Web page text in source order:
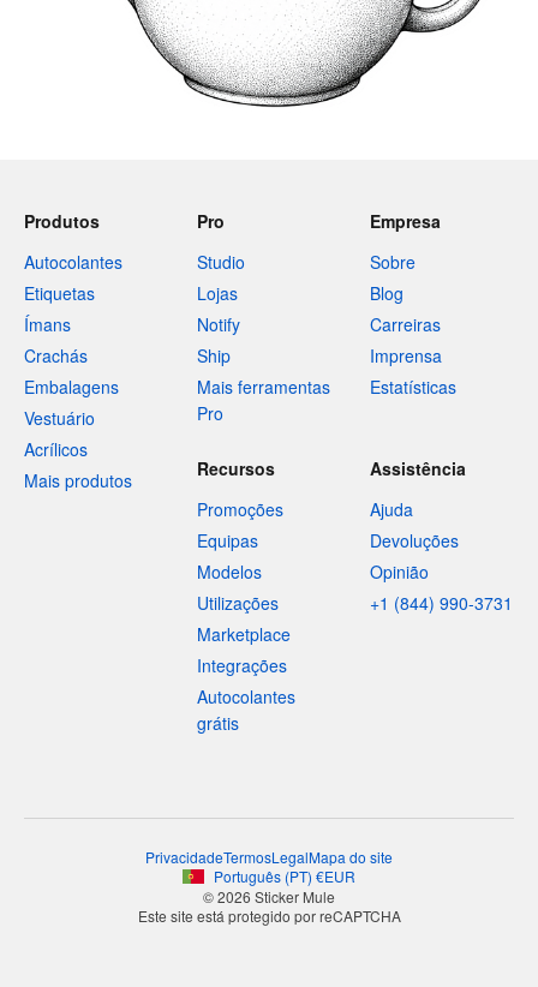
Produtos
Autocolantes
Etiquetas
Ímans
Crachás
Embalagens
Vestuário
Acrílicos
Mais produtos
Pro
Studio
Lojas
Notify
Ship
Mais ferramentas
Pro
Empresa
Sobre
Blog
Carreiras
Imprensa
Estatísticas
Recursos
Promoções
Equipas
Modelos
Utilizações
Marketplace
Integrações
Autocolantes
grátis
Assistência
Ajuda
Devoluções
Opinião
+1 (844) 990-3731
PrivacidadeTermosLegalMapa do site
Português (PT) €EUR
© 2026 Sticker Mule
Este site está protegido por reCAPTCHA